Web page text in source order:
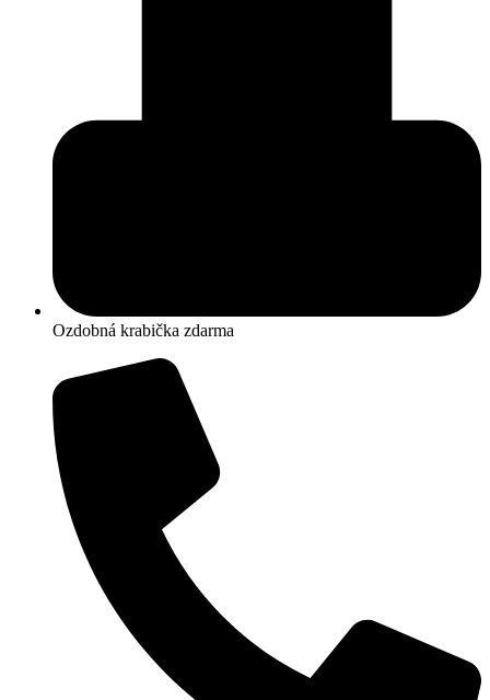
Ozdobná krabička zdarma